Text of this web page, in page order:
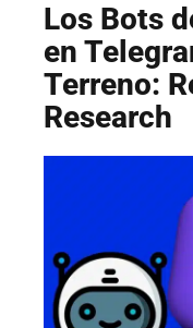
Los Bots
en
Terreno:
Research